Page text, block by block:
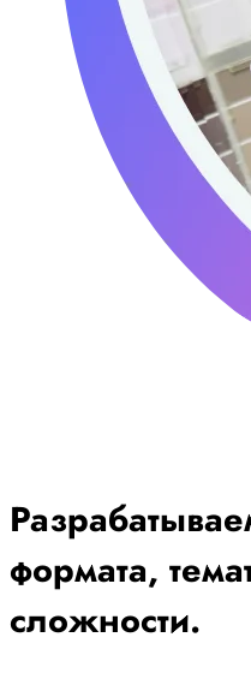
формата,
сложности.